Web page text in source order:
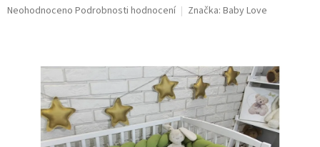
Průměrné
hvězdiček.
Neohodnoceno Podrobnosti hodnocení Značka: Baby Love